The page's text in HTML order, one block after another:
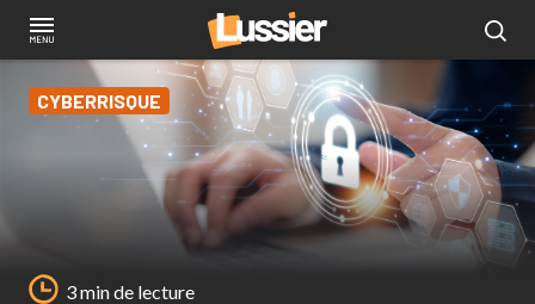
Aller
principal
CYBERRISQUE
3 min de lecture